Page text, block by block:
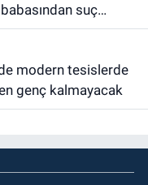
suç
genç kalmayacak